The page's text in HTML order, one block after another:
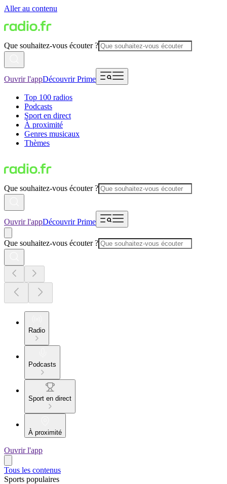
Aller au contenu
Que souhaitez-vous écouter ?
Ouvrir l'appDécouvrir Prime
Top 100 radios
Podcasts
Sport en direct
À proximité
Genres musicaux
Thèmes
Que souhaitez-vous écouter ?
Ouvrir l'appDécouvrir Prime
Que souhaitez-vous écouter ?
Radio
Podcasts
Sport en direct
À proximité
Ouvrir l'app
Tous les contenus
Sports populaires